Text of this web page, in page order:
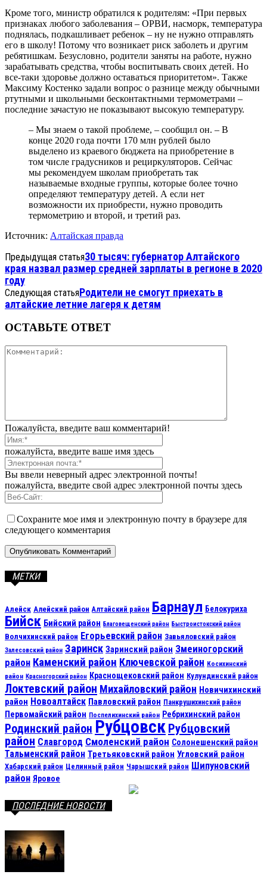
Кроме того, министр обратился к родителям: «При первых
признаках любого заболевания – ОРВИ, насморк, температура
поднялась, подкашливает ребенок – ну не нужно отправлять
его в школу! Потому что возникает риск заболеть и другим
ребятишкам. Безусловно, родители заняты на работе, нужно
зарабатывать средства, чтобы воспитывать своих детей. Но
все-таки здоровье должно оставаться приоритетом». Также
Максиму Костенко задали вопрос о разнице между обычными
ртутными и школьными бесконтактными термометрами –
последние зачастую не показывают высокую температуру.
– Мы знаем о такой проблеме, – сообщил он. – В
конце 2020 года почти 170 млн рублей было
выделено из краевого бюджета на приобретение в
том числе градусников и рециркуляторов. Сейчас
мы рекомендуем школам приобретать так
называемые входные группы, которые более точно
определяют температуру детей. А если нет
возможности их приобрести, нужно проводить
термометрию и второй, и третий раз.
Источник: Алтайская правда
Предыдущая статья30 тысяч: губернатор Алтайского
края назвал размер средней зарплаты в регионе в 2020
году
Следующая статьяРодители не смогут приехать в
алтайские летние лагеря к детям
ОСТАВЬТЕ ОТВЕТ
Пожалуйста, введите ваш комментарий!
пожалуйста, введите ваше имя здесь
Вы ввели неверный адрес электронной почты!
пожалуйста, введите свой адрес электронной почты здесь
Сохраните мое имя и электронную почту в браузере для
следующего комментария
МЕТКИ
Алейск Алейский район Алтайский район Барнаул Белокуриха
Бийск Бийский район Благовещенский район Быстроистокский район
Волчихинский район Егорьевский район Завьяловский район
Залесовский район Заринск Заринский район Змеиногорский
район Каменский район Ключевской район Косихинский
район Красногорский район Краснощековский район Кулундинский район
Локтевский район Михайловский район Новичихинский
район Новоалтайск Павловский район Панкрушихинский район
Первомайский район Поспелихинский район Ребрихинский район
Родинский район Рубцовск Рубцовский
район Славгород Смоленский район Солонешенский район
Тальменский район Третьяковский район Угловский район
Хабарский район Целинный район Чарышский район Шипуновский
район Яровое
ПОСЛЕДНИЕ НОВОСТИ